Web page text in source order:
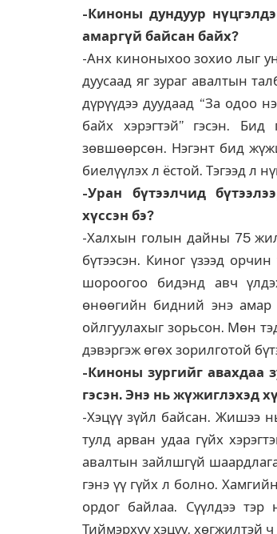
-Киноны дундуур
амаргүй байсан байх?
-Анх киноныхоо зохио лыг
дуусаад яг зураг авалтын
дүрүүдээ дуудаад “За одоо
байх хэрэгтэй” гэсэн.
зөвшөөрсөн. Нэгэнт бид
биелүүлэх л ёстой. Тэгээд л
-Уран бүтээлчид
хүссэн бэ?
-Халхын голын дайны 75
бүтээсэн. Киног үзээд
шороогоо бидэнд авч
өнөөгийн бидний энэ амар
ойлгуулахыг зорьсон. Мөн
дэвэргэж өгөх зорилготой
-Киноны зургийг авахдаа
гэсэн. Энэ нь жүжиглэхэд
-Хэцүү зүйл байсан. Жишээ
тулд арван удаа гүйх
авалтын зайлшгүй
гэнэ үү гүйх л болно.
ордог байлаа. Сүүлдээ
Тиймэрхүү хэцүү, хөгжилтэй